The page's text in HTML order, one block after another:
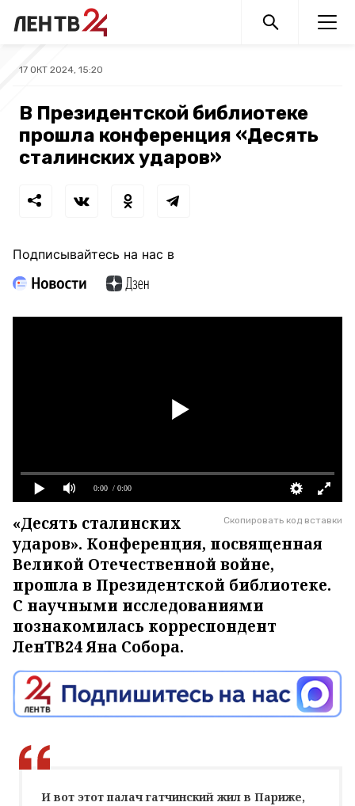
17 ОКТ 2024, 15:20
В Президентской библиотеке
прошла конференция «Десять
сталинских ударов»
Подписывайтесь на нас в
0:00 / 0:00
Скопировать код вставки
«Десять сталинских
ударов». Конференция, посвященная
Великой Отечественной войне,
прошла в Президентской библиотеке.
С научными исследованиями
познакомилась корреспондент
ЛенТВ24 Яна Собора.
И вот этот палач гатчинский жил в Париже,